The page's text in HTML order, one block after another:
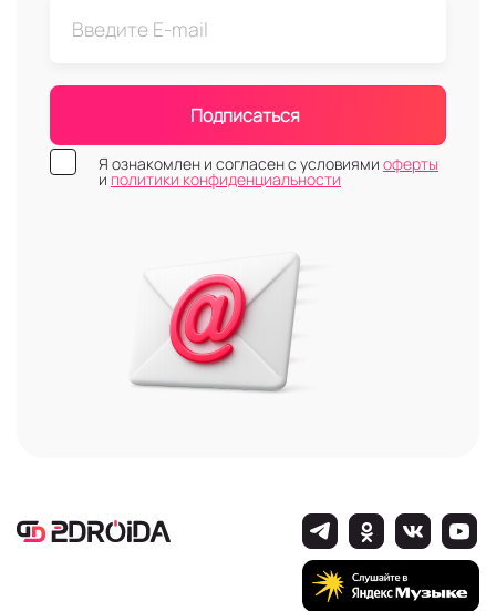
Подписаться
Я ознакомлен и согласен с условиями оферты
и политики конфиденциальности